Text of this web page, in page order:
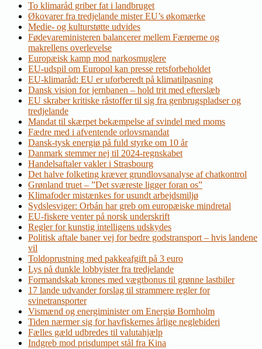
To klimaråd griber fat i landbruget
Økovarer fra tredjelande mister EU’s økomærke
Medie- og kulturstøtte udvides
Fødevareministeren balancerer mellem Færøerne og
makrellens overlevelse
Europæisk kamp mod narkosmuglere
EU-udspil om Europol kan presse retsforbeholdet
EU-klimaråd: EU er uforberedt på klimatilpasning
Dansk vision for jernbanen – hold trit med efterslæb
EU skraber kritiske råstoffer til sig fra genbrugspladser og
tredjelande
Mandat til skærpet bekæmpelse af svindel med moms
Fædre med i afventende orlovsmandat
Dansk-tysk energiø på fuld styrke om 10 år
Danmark stemmer nej til 2024-regnskabet
Handelsaftaler vakler i Strasbourg
Det halve folketing kræver grundlovsanalyse af chatkontrol
Grønland truet – ”Det sværeste ligger foran os”
Klimafoder mistænkes for usundt arbejdsmiljø
Sydslesviger: Orbán har greb om europæiske mindretal
EU-fiskere venter på norsk underskrift
Regler for kunstig intelligens udskydes
Politisk aftale baner vej for bedre godstransport – hvis landene
vil
Toldoprustning med pakkeafgift på 3 euro
Lys på dunkle lobbyister fra tredjelande
Formandskab krones med vægtbonus til grønne lastbiler
17 lande udvander forslag til strammere regler for
svinetransporter
Vismænd og energiminister om Energiø Bornholm
Tiden nærmer sig for havfiskernes årlige neglebideri
Fælles gæld udbredes til valutahjælp
Indgreb mod prisdumpet stål fra Kina